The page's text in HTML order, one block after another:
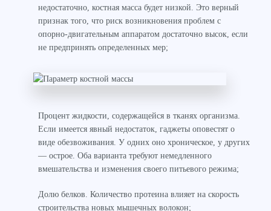
недостаточно, костная масса будет низкой. Это верный
признак того, что риск возникновения проблем с
опорно-двигательным аппаратом достаточно высок, если
не предпринять определенных мер;
Процент жидкости, содержащейся в тканях организма.
Если имеется явный недостаток, гаджеты оповестят о
виде обезвоживания. У одних оно хроническое, у других
— острое. Оба варианта требуют немедленного
вмешательства и изменения своего питьевого режима;
Долю белков. Количество протеина влияет на скорость
строительства новых мышечных волокон;